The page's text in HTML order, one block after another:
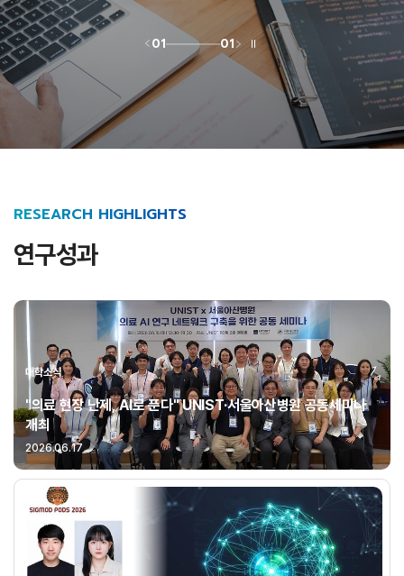
01 01
RESEARCH HIGHLIGHTS
연구성과
대학소식
"의료 현장 난제, AI로 푼다" UNIST·서울아산병원 공동세미나
개최
2026.06.17